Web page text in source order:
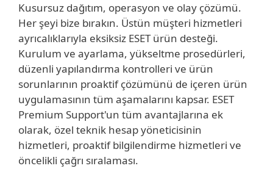
Kusursuz dağıtım, operasyon ve olay çözümü.
Her şeyi bize bırakın. Üstün müşteri hizmetleri
ayrıcalıklarıyla eksiksiz ESET ürün desteği.
Kurulum ve ayarlama, yükseltme prosedürleri,
düzenli yapılandırma kontrolleri ve ürün
sorunlarının proaktif çözümünü de içeren ürün
uygulamasının tüm aşamalarını kapsar. ESET
Premium Support'un tüm avantajlarına ek
olarak, özel teknik hesap yöneticisinin
hizmetleri, proaktif bilgilendirme hizmetleri ve
öncelikli çağrı sıralaması.